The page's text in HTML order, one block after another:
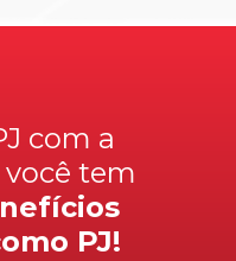
com a
tem
PJ!